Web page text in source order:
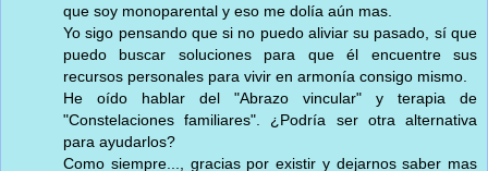
que soy monoparental y eso me dolía aún mas.
Yo sigo pensando que si no puedo aliviar su pasado, sí que
puedo buscar soluciones para que él encuentre sus
recursos personales para vivir en armonía consigo mismo.
He oído hablar del "Abrazo vincular" y terapia de
"Constelaciones familiares". ¿Podría ser otra alternativa
para ayudarlos?
Como siempre..., gracias por existir y dejarnos saber mas